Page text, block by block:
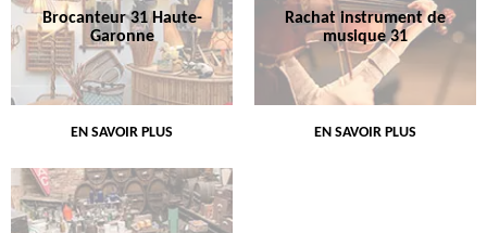
Brocanteur 31 Haute-
Garonne
EN SAVOIR PLUS
Rachat instrument de
musique 31
EN SAVOIR PLUS